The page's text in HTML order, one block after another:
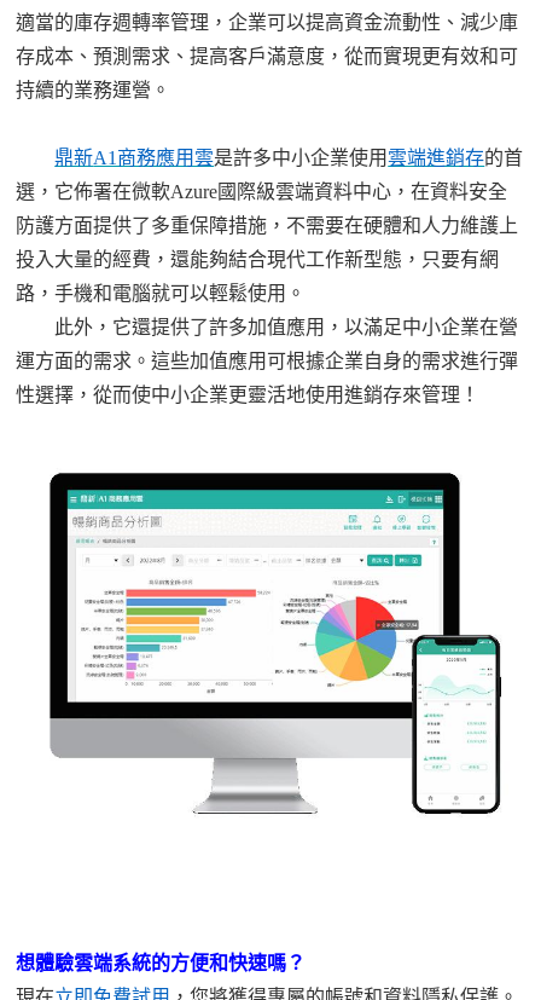
適當的庫存週轉率管理，企業可以提高資金流動性、減少庫
存成本、預測需求、提高客戶滿意度，從而實現更有效和可
持續的業務運營。
鼎新A1商務應用雲是許多中小企業使用雲端進銷存的首
選，它佈署在微軟Azure國際級雲端資料中心，在資料安全
防護方面提供了多重保障措施， 不需要在硬體和人力維護上
投入大量的經費，還能夠結合現代工作新型態，只要有網
路，手機和電腦就可以輕鬆使用。
此外，它還提供了許多加值應用，以滿足中小企業在營
運方面的需求。這些加值應用可根據企業自身的需求進行彈
性選擇，從而使中小企業更靈活地使用進銷存來管理！
想體驗雲端系統的方便和快速嗎？